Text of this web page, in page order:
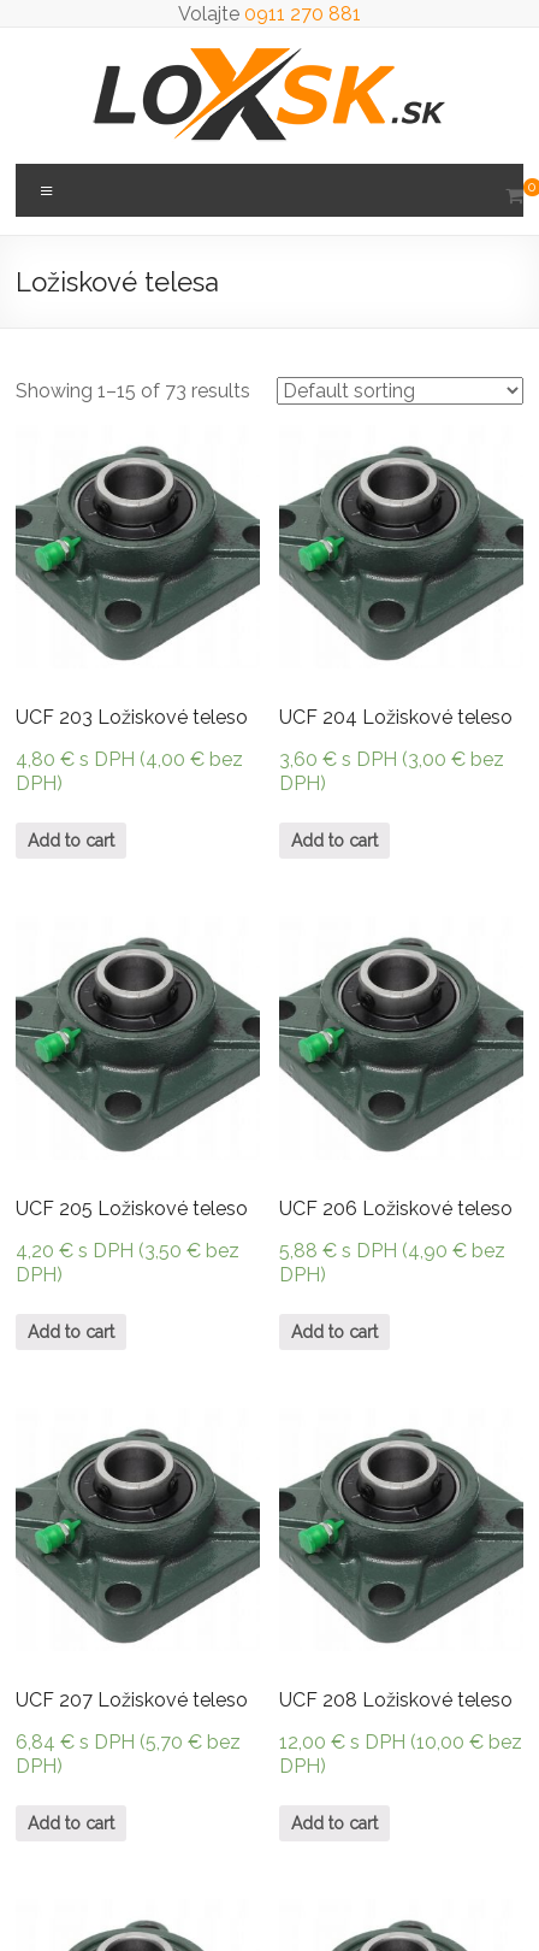
Volajte 0911 270 881
Loxsk
predaj
0
Ložiskové telesa
Showing 1–15 of 73 results
UCF 203 Ložiskové teleso
4,80€ s DPH (4,00€ bez
DPH)
Add to cart
UCF 204 Ložiskové teleso
3,60€ s DPH (3,00€ bez
DPH)
Add to cart
UCF 205 Ložiskové teleso
4,20€ s DPH (3,50€ bez
DPH)
Add to cart
UCF 206 Ložiskové teleso
5,88€ s DPH (4,90€ bez
DPH)
Add to cart
UCF 207 Ložiskové teleso
6,84€ s DPH (5,70€ bez
DPH)
Add to cart
UCF 208 Ložiskové teleso
12,00€ s DPH (10,00€ bez
DPH)
Add to cart